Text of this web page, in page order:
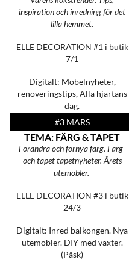
inspiration och inredning för det
lilla hemmet.
ELLE DECORATION #1 i butik
7/1
Digitalt: Möbelnyheter,
renoveringstips, Alla hjärtans
dag.
#3 MARS
TEMA: FÄRG & TAPET
Förändra och förnya färg. Färg-
och tapet tapetnyheter. Årets
utemöbler.
ELLE DECORATION #3 i butik
24/3
Digitalt: Inred balkongen. Nya
utemöbler. DIY med växter.
(Påsk)